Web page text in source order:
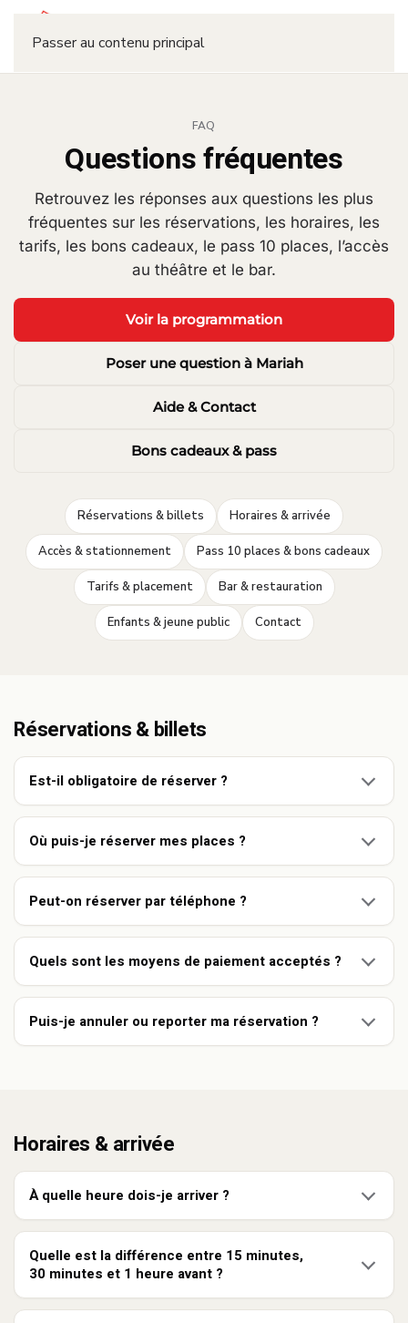
Passer au contenu principal
FAQ
Questions fréquentes
Retrouvez les réponses aux questions les plus
fréquentes sur les réservations, les horaires, les
tarifs, les bons cadeaux, le pass 10 places, l’accès
au théâtre et le bar.
Voir la programmation
Poser une question à Mariah
Aide & Contact
Bons cadeaux & pass
Réservations & billets
· Horaires & arrivée
·
Accès & stationnement
· Pass 10 places & bons cadeaux
·
Tarifs & placement
· Bar & restauration
·
Enfants & jeune public
· Contact
Réservations & billets
Est-il obligatoire de réserver ?
Où puis-je réserver mes places ?
Peut-on réserver par téléphone ?
Quels sont les moyens de paiement acceptés ?
Puis-je annuler ou reporter ma réservation ?
Horaires & arrivée
À quelle heure dois-je arriver ?
Quelle est la différence entre 15 minutes,
30 minutes et 1 heure avant ?